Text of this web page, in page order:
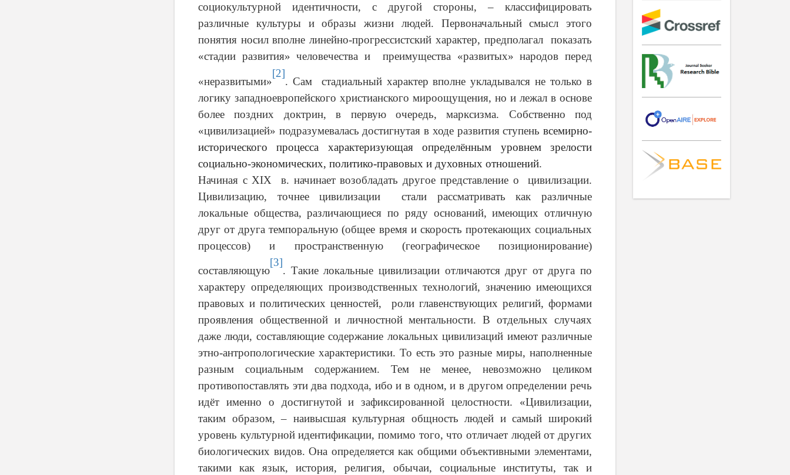
социокультурной идентичности, с другой стороны, – классифицировать
различные культуры и образы жизни людей. Первоначальный смысл этого
понятия носил вполне линейно-прогрессистский характер, предполагал показать
«стадии развития» человечества и преимущества «развитых» народов перед
«неразвитыми»
[2]
. Сам стадиальный характер вполне укладывался не только в
логику западноевропейского христианского мироощущения, но и лежал в основе
более поздних доктрин, в первую очередь, марксизма. Собственно под
«цивилизацией» подразумевалась достигнутая в ходе развития ступень всемирно-
исторического процесса характеризующая определённым уровнем зрелости
социально-экономических, политико-правовых и духовных отношений.
Начиная с XIX в. начинает возобладать другое представление о цивилизации.
Цивилизацию, точнее цивилизации стали рассматривать как различные
локальные общества, различающиеся по ряду оснований, имеющих отличную
друг от друга темпоральную (общее время и скорость протекающих социальных
процессов) и пространственную (географическое позиционирование)
составляющую
[3]
. Такие локальные цивилизации отличаются друг от друга по
характеру определяющих производственных технологий, значению имеющихся
правовых и политических ценностей, роли главенствующих религий, формами
проявления общественной и личностной ментальности. В отдельных случаях
даже люди, составляющие содержание локальных цивилизаций имеют различные
этно-антропологические характеристики. То есть это разные миры, наполненные
разным социальным содержанием. Тем не менее, невозможно целиком
противопоставлять эти два подхода, ибо и в одном, и в другом определении речь
идёт именно о достигнутой и зафиксированной целостности. «Цивилизации,
таким образом, – наивысшая культурная общность людей и самый широкий
уровень культурной идентификации, помимо того, что отличает людей от других
биологических видов. Она определяется как общими объективными элементами,
такими как язык, история, религия, обычаи, социальные институты, так и